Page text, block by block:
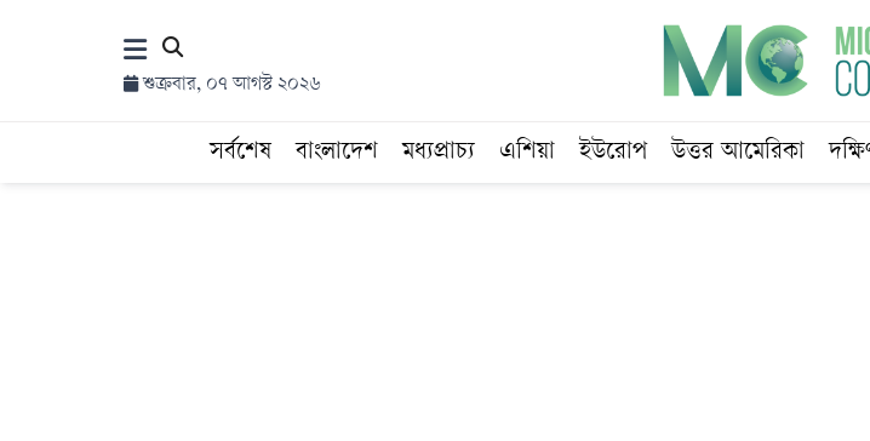
শুক্রবার, ০৭ আগস্ট ২০২৬
সর্বশেষ বাংলাদেশ মধ্যপ্রাচ্য এশিয়া ইউরোপ উত্তর আমেরিকা